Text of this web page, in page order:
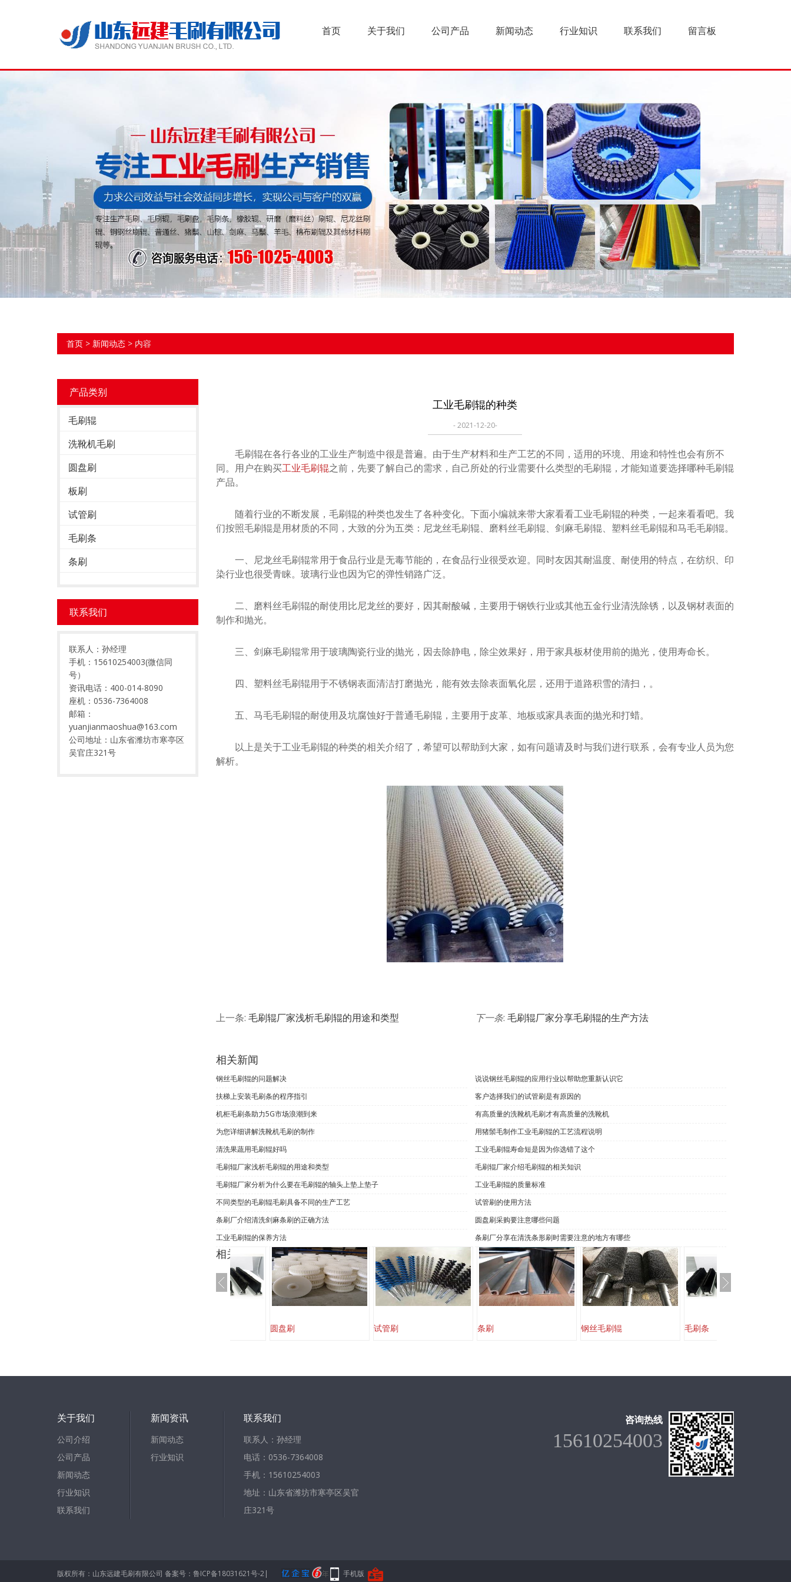
首页 关于我们 公司产品 新闻动态 行业知识 联系我们 留言板
首页 > 新闻动态 > 内容
产品类别
毛刷辊
洗靴机毛刷
圆盘刷
板刷
试管刷
毛刷条
条刷
联系我们
联系人：孙经理
手机：15610254003(微信同
号）
资讯电话：400-014-8090
座机：0536-7364008
邮箱：
yuanjianmaoshua@163.com
公司地址：山东省潍坊市寒亭区
吴官庄321号
工业毛刷辊的种类
- 2021-12-20-
毛刷辊在各行各业的工业生产制造中很是普遍。由于生产材料和生产工艺的不同，适用的环境、用途和特性也会有所不
同。用户在购买工业毛刷辊之前，先要了解自己的需求，自己所处的行业需要什么类型的毛刷辊，才能知道要选择哪种毛刷辊
产品。
随着行业的不断发展，毛刷辊的种类也发生了各种变化。下面小编就来带大家看看工业毛刷辊的种类，一起来看看吧。我
们按照毛刷辊是用材质的不同，大致的分为五类：尼龙丝毛刷辊、磨料丝毛刷辊、剑麻毛刷辊、塑料丝毛刷辊和马毛毛刷辊。
一、尼龙丝毛刷辊常用于食品行业是无毒节能的，在食品行业很受欢迎。同时友因其耐温度、耐使用的特点，在纺织、印
染行业也很受青睐。玻璃行业也因为它的弹性销路广泛。
二、磨料丝毛刷辊的耐使用比尼龙丝的要好，因其耐酸碱，主要用于钢铁行业或其他五金行业清洗除锈，以及钢材表面的
制作和抛光。
三、剑麻毛刷辊常用于玻璃陶瓷行业的抛光，因去除静电，除尘效果好，用于家具板材使用前的抛光，使用寿命长。
四、塑料丝毛刷辊用于不锈钢表面清洁打磨抛光，能有效去除表面氧化层，还用于道路积雪的清扫，。
五、马毛毛刷辊的耐使用及坑腐蚀好于普通毛刷辊，主要用于皮革、地板或家具表面的抛光和打蜡。
以上是关于工业毛刷辊的种类的相关介绍了，希望可以帮助到大家，如有问题请及时与我们进行联系，会有专业人员为您
解析。
上一条: 毛刷辊厂家浅析毛刷辊的用途和类型 下一条: 毛刷辊厂家分享毛刷辊的生产方法
相关新闻
钢丝毛刷辊的问题解决
说说钢丝毛刷辊的应用行业以帮助您重新认识它
扶梯上安装毛刷条的程序指引
客户选择我们的试管刷是有原因的
机柜毛刷条助力5G市场浪潮到来
有高质量的洗靴机毛刷才有高质量的洗靴机
为您详细讲解洗靴机毛刷的制作
用猪鬃毛制作工业毛刷辊的工艺流程说明
清洗果蔬用毛刷辊好吗
工业毛刷辊寿命短是因为你选错了这个
毛刷辊厂家浅析毛刷辊的用途和类型
毛刷辊厂家介绍毛刷辊的相关知识
毛刷辊厂家分析为什么要在毛刷辊的轴头上垫上垫子
工业毛刷辊的质量标准
不同类型的毛刷辊毛刷具备不同的生产工艺
试管刷的使用方法
条刷厂介绍清洗剑麻条刷的正确方法
圆盘刷采购要注意哪些问题
工业毛刷辊的保养方法
条刷厂分享在清洗条形刷时需要注意的地方有哪些
相关产品
圆盘刷 试管刷 条刷 钢丝毛刷辊 毛刷条
关于我们
公司介绍
公司产品
新闻动态
行业知识
联系我们
新闻资讯
新闻动态
行业知识
联系我们
联系人：孙经理
电话：0536-7364008
手机：15610254003
地址：山东省潍坊市寒亭区吴官
庄321号
咨询热线
15610254003
版权所有：山东远建毛刷有限公司 备案号：鲁ICP备18031621号-2| 手机版